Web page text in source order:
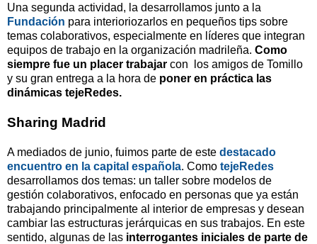
Una segunda actividad, la desarrollamos junto a la
Fundación para interioriozarlos en pequeños tips sobre
temas colaborativos, especialmente en líderes que integran
equipos de trabajo en la organización madrileña. Como
siempre fue un placer trabajar con los amigos de Tomillo
y su gran entrega a la hora de poner en práctica las
dinámicas tejeRedes.
Sharing Madrid
A mediados de junio, fuimos parte de este destacado
encuentro en la capital española. Como tejeRedes
desarrollamos dos temas: un taller sobre modelos de
gestión colaborativos, enfocado en personas que ya están
trabajando principalmente al interior de empresas y desean
cambiar las estructuras jerárquicas en sus trabajos. En este
sentido, algunas de las interrogantes iniciales de parte de